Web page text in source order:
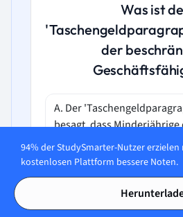
Was ist
der
A. Der
besagt, dass Minderjährige
Zustimmung ihrer
kein Rechtsgeschäft tätigen
B. Der
ermöglicht Geschäfte, die
94% der StudySmarter-Nutzer
kostenlosen Plattform bessere Noten.